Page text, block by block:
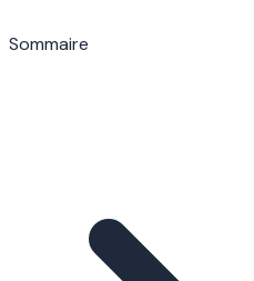
Sommaire